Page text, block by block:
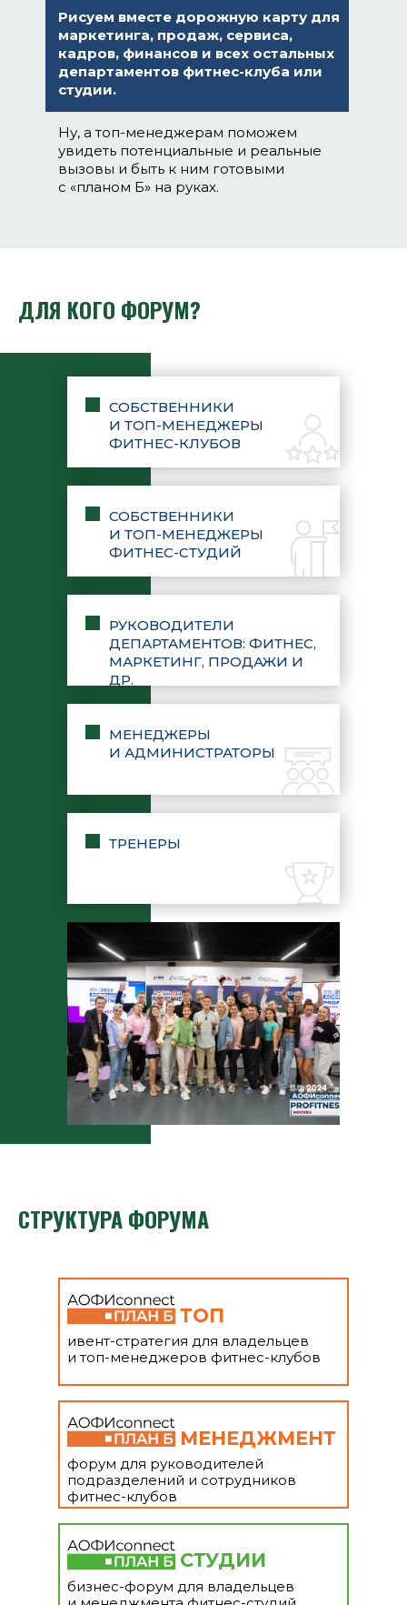
Ну, а топ-менеджерам поможем
увидеть потенциальные и реальные
вызовы и быть к ним готовыми
с «планом Б» на руках.
Рисуем вместе дорожную карту для
маркетинга, продаж, сервиса,
кадров, финансов и всех остальных
департаментов фитнес-клуба или
студии.
ДЛЯ КОГО ФОРУМ?
ТРЕНЕРЫ
МЕНЕДЖЕРЫ
И АДМИНИСТРАТОРЫ
РУКОВОДИТЕЛИ
ДЕПАРТАМЕНТОВ: ФИТНЕС,
МАРКЕТИНГ, ПРОДАЖИ И
ДР.
СОБСТВЕННИКИ
И ТОП-МЕНЕДЖЕРЫ
ФИТНЕС-СТУДИЙ
СОБСТВЕННИКИ
И ТОП-МЕНЕДЖЕРЫ
ФИТНЕС-КЛУБОВ
СТРУКТУРА ФОРУМА
бизнес-форум для владельцев
СТУДИИ
форум для руководителей
подразделений и сотрудников
фитнес-клубов
МЕНЕДЖМЕНТ
ивент-стратегия для владельцев
и топ-менеджеров фитнес-клубов
ТОП